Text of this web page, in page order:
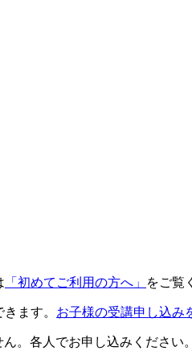
「初めてご利用の方へ」 をご覧
ます。 お子様の受講申し込み
。各人でお申し込みください